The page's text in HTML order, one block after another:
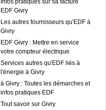
Infos pratiques sur sa facture
EDF Givry
Les autres fournisseurs qu'EDF à
Givry
EDF Givry : Mettre en service
votre compteur électrique
Services autres qu'EDF liés à
l'énergie à Givry
à Givry : Toutes les démarches et
infos pratiques EDF
Tout savoir sur Givry